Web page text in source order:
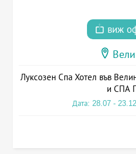
виж
Луксозен Спа Хотел във
и СПА
Дата: 28.07 -